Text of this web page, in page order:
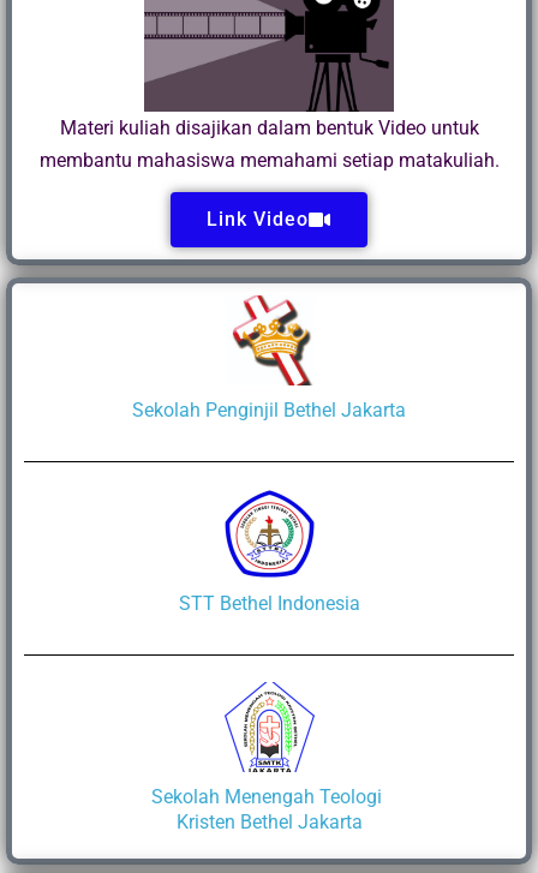
Materi kuliah disajikan dalam bentuk Video untuk
membantu mahasiswa memahami setiap matakuliah.
Link Video
Sekolah Penginjil Bethel Jakarta
STT Bethel Indonesia
Sekolah Menengah Teologi
Kristen Bethel Jakarta